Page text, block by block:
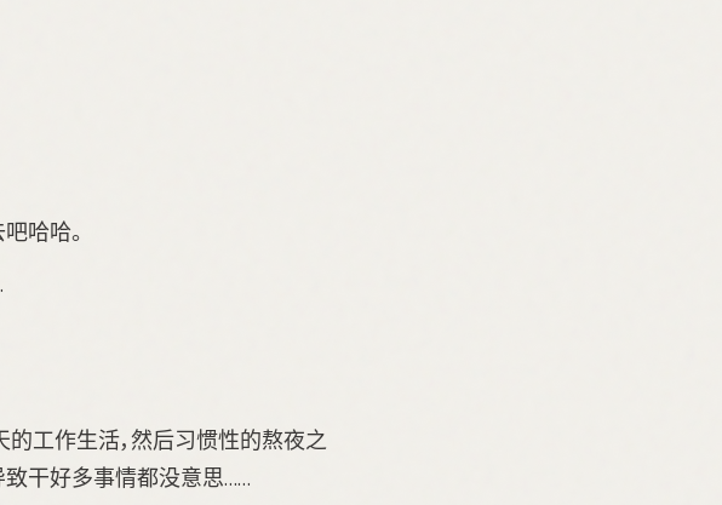
哈哈。
工作生活，然后习惯性的熬夜之
致干好多事情都没意思……